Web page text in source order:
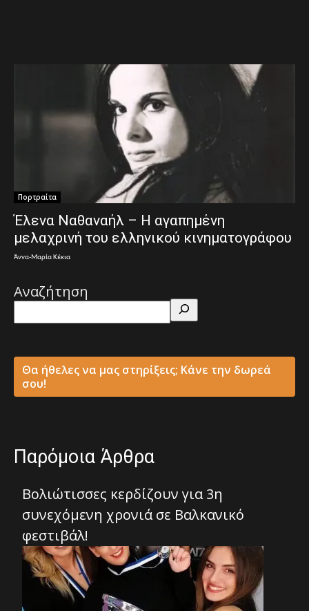
Πορτραίτα
Έλενα Ναθαναήλ – Η αγαπημένη
μελαχρινή του ελληνικού κινηματογράφου
Άννα-Μαρία Κέκια
Αναζήτηση
Θα ήθελες να μας στηρίξεις; Κάνε την δωρεά
σου!
Παρόμοια Άρθρα
Βολιώτισσες κερδίζουν για 3η
συνεχόμενη χρονιά σε Βαλκανικό
φεστιβάλ!